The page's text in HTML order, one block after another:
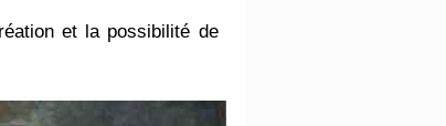
et la possibilité de